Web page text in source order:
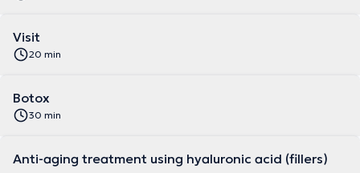
Visit
20 min
Botox
30 min
Anti-aging treatment using hyaluronic acid (fillers)